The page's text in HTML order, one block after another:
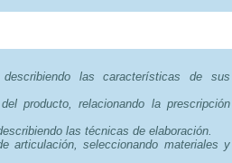
las características de sus
producto, relacionando la prescripción
las técnicas de elaboración.
articulación, seleccionando materiales y